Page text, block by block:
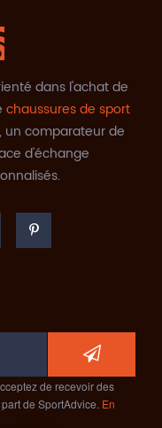
dans l'achat de
chaussures de sport
un comparateur de
d'échange
de recevoir des
de SportAdvice. En